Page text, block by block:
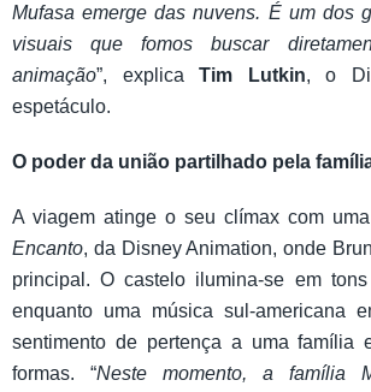
Mufasa emerge das nuvens. É um dos
visuais que fomos buscar
animação”, explicaTim Lutkin, o
espetáculo.
O poder da união partilhado pela
A viagem atinge o seu clímax com
Encanto, da Disney Animation, onde
principal. O castelo ilumina-se em
enquanto uma música sul-americana
sentimento de pertença a uma família
formas. “Neste momento, a família